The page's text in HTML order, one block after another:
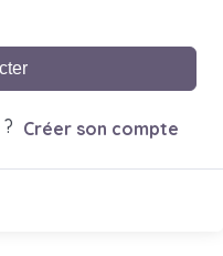
Créer son compte